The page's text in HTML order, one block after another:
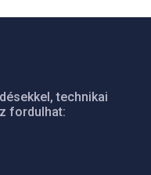
technikai
fordulhat: